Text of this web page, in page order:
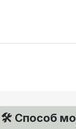
🛠️ Способ